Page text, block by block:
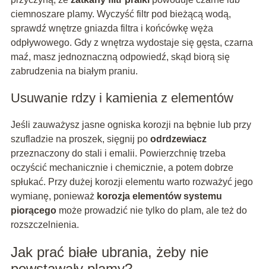
ciemnoszare plamy. Wyczyść filtr pod bieżącą wodą,
sprawdź wnętrze gniazda filtra i końcówkę węża
odpływowego. Gdy z wnętrza wydostaje się gęsta, czarna
maź, masz jednoznaczną odpowiedź, skąd biorą się
zabrudzenia na białym praniu.
Usuwanie rdzy i kamienia z elementów
Jeśli zauważysz jasne ogniska korozji na bębnie lub przy
szufladzie na proszek, sięgnij po odrdzewiacz
przeznaczony do stali i emalii. Powierzchnię trzeba
oczyścić mechanicznie i chemicznie, a potem dobrze
spłukać. Przy dużej korozji elementu warto rozważyć jego
wymianę, ponieważ korozja elementów systemu
piorącegomoże prowadzić nie tylko do plam, ale też do
rozszczelnienia.
Jak prać białe ubrania, żeby nie